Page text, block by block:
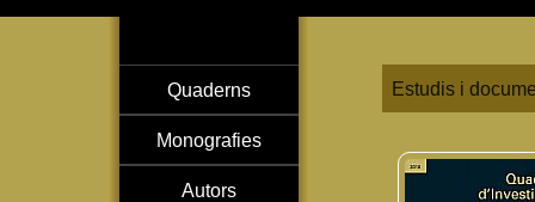
Quaderns
Monografies
Autors
Estudis i